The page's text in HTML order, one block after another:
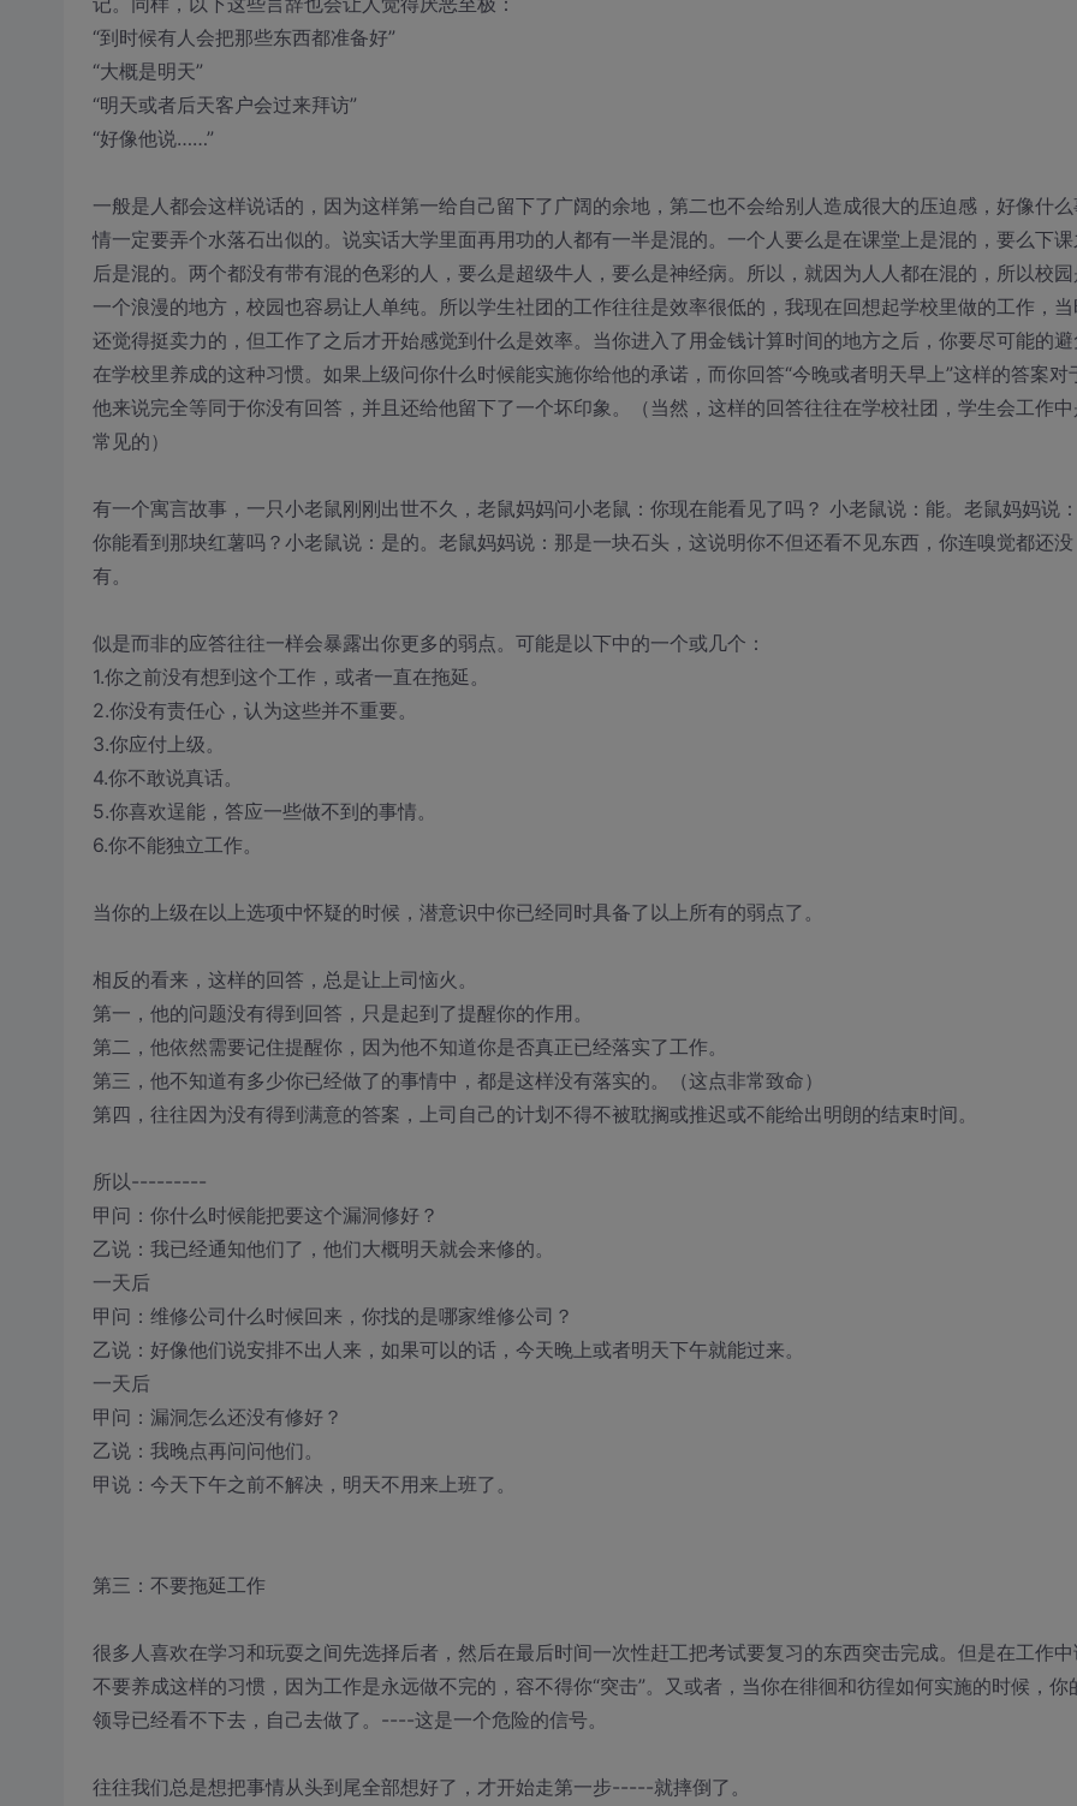
“到时候有人会把那些东西都准备好”
“大概是明天”
“明天或者后天客户会过来拜访”
“好像他说……”
一般是人都会这样说话的，因为这样第一给自己留下了广阔的余地，第二也不会给别人造成很大的压迫感，好像什么
情一定要弄个水落石出似的。说实话大学里面再用功的人都有一半是混的。一个人要么是在课堂上是混的，要么下课
后是混的。两个都没有带有混的色彩的人，要么是超级牛人，要么是神经病。所以，就因为人人都在混的，所以校园
一个浪漫的地方，校园也容易让人单纯。所以学生社团的工作往往是效率很低的，我现在回想起学校里做的工作，当
还觉得挺卖力的，但工作了之后才开始感觉到什么是效率。当你进入了用金钱计算时间的地方之后，你要尽可能的避
在学校里养成的这种习惯。如果上级问你什么时候能实施你给他的承诺，而你回答“今晚或者明天早上”这样的答案对
他来说完全等同于你没有回答，并且还给他留下了一个坏印象。（当然，这样的回答往往在学校社团，学生会工作中
常见的）
有一个寓言故事，一只小老鼠刚刚出世不久，老鼠妈妈问小老鼠：你现在能看见了吗？ 小老鼠说：能。老鼠妈妈说
你能看到那块红薯吗？小老鼠说：是的。老鼠妈妈说：那是一块石头，这说明你不但还看不见东西，你连嗅觉都还没
有。
似是而非的应答往往一样会暴露出你更多的弱点。可能是以下中的一个或几个：
1.你之前没有想到这个工作，或者一直在拖延。
2.你没有责任心，认为这些并不重要。
3.你应付上级。
4.你不敢说真话。
5.你喜欢逞能，答应一些做不到的事情。
6.你不能独立工作。
当你的上级在以上选项中怀疑的时候，潜意识中你已经同时具备了以上所有的弱点了。
相反的看来，这样的回答，总是让上司恼火。
第一，他的问题没有得到回答，只是起到了提醒你的作用。
第二，他依然需要记住提醒你，因为他不知道你是否真正已经落实了工作。
第三，他不知道有多少你已经做了的事情中，都是这样没有落实的。（这点非常致命）
第四，往往因为没有得到满意的答案，上司自己的计划不得不被耽搁或推迟或不能给出明朗的结束时间。
所以---------
甲问：你什么时候能把要这个漏洞修好？
乙说：我已经通知他们了，他们大概明天就会来修的。
一天后
甲问：维修公司什么时候回来，你找的是哪家维修公司？
乙说：好像他们说安排不出人来，如果可以的话，今天晚上或者明天下午就能过来。
一天后
甲问：漏洞怎么还没有修好？
乙说：我晚点再问问他们。
甲说：今天下午之前不解决，明天不用来上班了。
第三：不要拖延工作
很多人喜欢在学习和玩耍之间先选择后者，然后在最后时间一次性赶工把考试要复习的东西突击完成。但是在工作中
不要养成这样的习惯，因为工作是永远做不完的，容不得你“突击”。又或者，当你在徘徊和彷徨如何实施的时候，你
领导已经看不下去，自己去做了。----这是一个危险的信号。
往往我们总是想把事情从头到尾全部想好了，才开始走第一步-----就摔倒了。